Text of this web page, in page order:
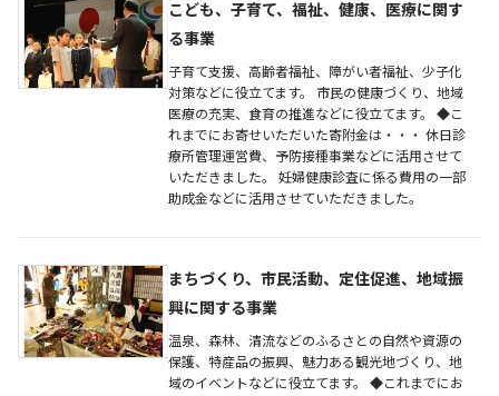
こども、子育て、福祉、健康、医療に関す
る事業
子育て支援、高齢者福祉、障がい者福祉、少子化
対策などに役立てます。 市民の健康づくり、地域
医療の充実、食育の推進などに役立てます。 ◆こ
れまでにお寄せいただいた寄附金は・・・ 休日診
療所管理運営費、予防接種事業などに活用させて
いただきました。 妊婦健康診査に係る費用の一部
助成金などに活用させていただきました。
まちづくり、市民活動、定住促進、地域振
興に関する事業
温泉、森林、清流などのふるさとの自然や資源の
保護、特産品の振興、魅力ある観光地づくり、地
域のイベントなどに役立てます。 ◆これまでにお